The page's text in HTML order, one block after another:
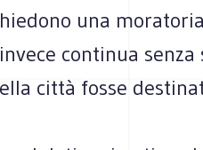
una
continua senza
città fosse